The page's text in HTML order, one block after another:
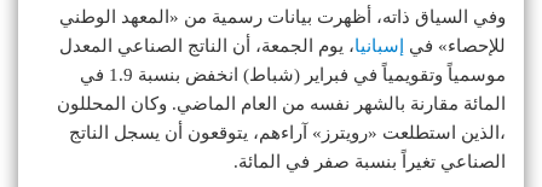
وفي السياق ذاته، أظهرت بيانات رسمية من «المعهد الوطني
للإحصاء» في
إسبانيا، يوم الجمعة، أن الناتج الصناعي المعدل
موسمياً وتقويمياً في فبراير (شباط) انخفض بنسبة 1.9 في
المائة مقارنة بالشهر نفسه من العام الماضي. وكان المحللون
،الذين استطلعت «رويترز» آراءهم، يتوقعون أن يسجل الناتج
الصناعي تغيراً بنسبة صفر في المائة.